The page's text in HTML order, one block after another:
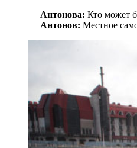
Антонова: Кто может
Антонов: Местное